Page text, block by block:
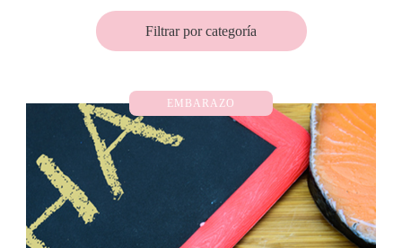
Filtrar por categoría
EMBARAZO